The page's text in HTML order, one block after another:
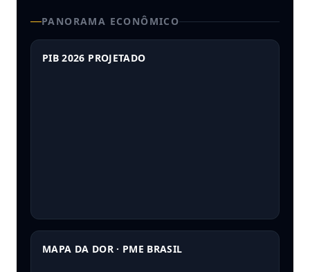
PANORAMA ECONÔMICO
PIB 2026 PROJETADO
MAPA DA DOR · PME BRASIL